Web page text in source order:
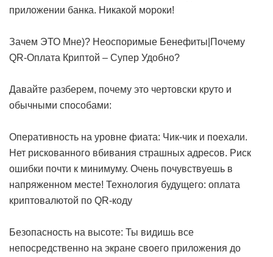
приложении банка. Никакой мороки!
Зачем ЭТО Мне)? Неоспоримые Бенефиты|Почему
QR-Оплата Криптой – Супер Удобно?
Давайте разберем, почему это чертовски круто и
обычными способами:
Оперативность на уровне фиата: Чик-чик и поехали.
Нет рискованного вбивания страшных адресов. Риск
ошибки почти к минимуму. Очень почувствуешь в
напряженном месте! Технология будущего: оплата
криптовалютой по QR-коду
Безопасность на высоте: Ты видишь все
непосредственно на экране своего приложения до